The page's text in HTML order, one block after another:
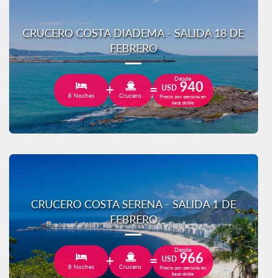
CRUCERO COSTA DIADEMA - SALIDA 18 DE
FEBRERO
8 Noches Crucero
Desde
USD 940
Precio por persona en
base doble
CRUCERO COSTA SERENA - SALIDA 1 DE
FEBRERO
8 Noches Crucero
Desde
USD 966
Precio por persona en
base doble